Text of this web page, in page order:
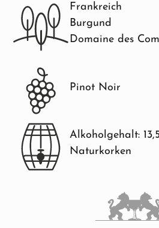
Frankreich
Burgund
Domaine des
Pinot Noir
Alkoholgehalt:
Naturkorken